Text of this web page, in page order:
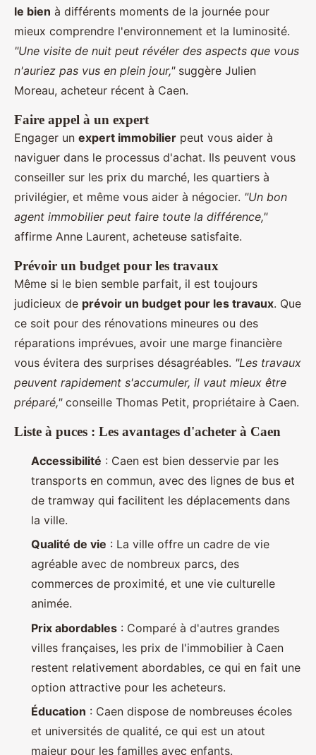
le bien à différents moments de la journée pour
mieux comprendre l'environnement et la luminosité.
"Une visite de nuit peut révéler des aspects que vous
n'auriez pas vus en plein jour,"suggère Julien
Moreau, acheteur récent à Caen.
Faire appel à un expert
Engager un expert immobilier peut vous aider à
naviguer dans le processus d'achat. Ils peuvent vous
conseiller sur les prix du marché, les quartiers à
privilégier, et même vous aider à négocier. "Un bon
agent immobilier peut faire toute la différence,"
affirme Anne Laurent, acheteuse satisfaite.
Prévoir un budget pour les travaux
Même si le bien semble parfait, il est toujours
judicieux de prévoir un budget pour les travaux. Que
ce soit pour des rénovations mineures ou des
réparations imprévues, avoir une marge financière
vous évitera des surprises désagréables. "Les travaux
peuvent rapidement s'accumuler, il vaut mieux être
préparé,"conseille Thomas Petit, propriétaire à Caen.
Liste à puces : Les avantages d'acheter à Caen
Accessibilité : Caen est bien desservie par les
transports en commun, avec des lignes de bus et
de tramway qui facilitent les déplacements dans
la ville.
Qualité de vie : La ville offre un cadre de vie
agréable avec de nombreux parcs, des
commerces de proximité, et une vie culturelle
animée.
Prix abordables : Comparé à d'autres grandes
villes françaises, les prix de l'immobilier à Caen
restent relativement abordables, ce qui en fait une
option attractive pour les acheteurs.
Éducation : Caen dispose de nombreuses écoles
et universités de qualité, ce qui est un atout
majeur pour les familles avec enfants.